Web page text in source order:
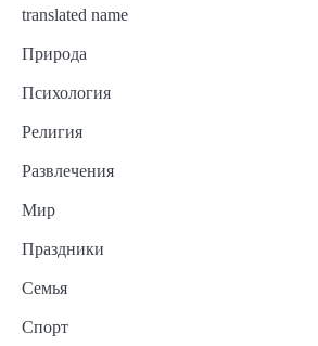
translated name
Природа
Психология
Религия
Развлечения
Мир
Праздники
Семья
Спорт